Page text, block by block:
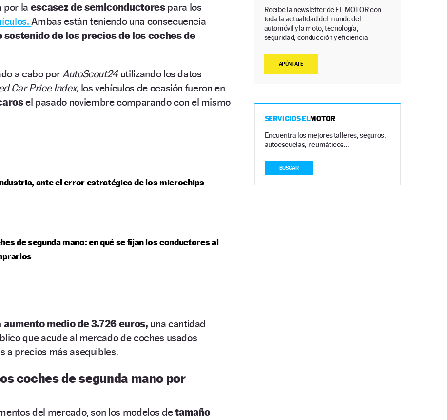
por la escasez de semiconductorespara los
Ambas están teniendo una consecuencia
sostenido de los precios de los coches de
a cabo porAutoScout24utilizando los datos
Car Price Index, los vehículos de ocasión fueron en
el pasado noviembre comparando con el mismo
ante el error estratégico de los microchips
de segunda mano: en qué se fijan los conductores al
aumento medio de 3.726 euros, una cantidad
que acude al mercado de coches usados
a precios más asequibles.
coches de segunda mano por
del mercado, son los modelos detamaño
Recibe la newsletter de EL MOTOR con
toda la actualidad del mundo del
automóvil y la moto, tecnología,
seguridad, conducción y eficiencia.
APÚNTATE
SERVICIOS ELMOTOR
Encuentra los mejores talleres, seguros,
autoescuelas, neumáticos…
BUSCAR